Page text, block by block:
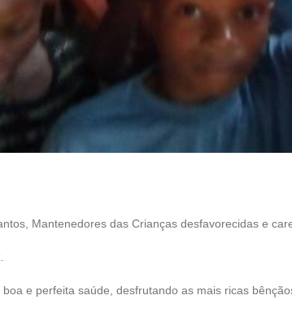
Mantenedores das Crianças desfavorecidas e
e perfeita saúde, desfrutando as mais ricas